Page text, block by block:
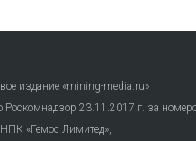
издание «mining-media.ru»
Роскомнадзор 23.11.2017 г. за
«Гемос Лимитед»,